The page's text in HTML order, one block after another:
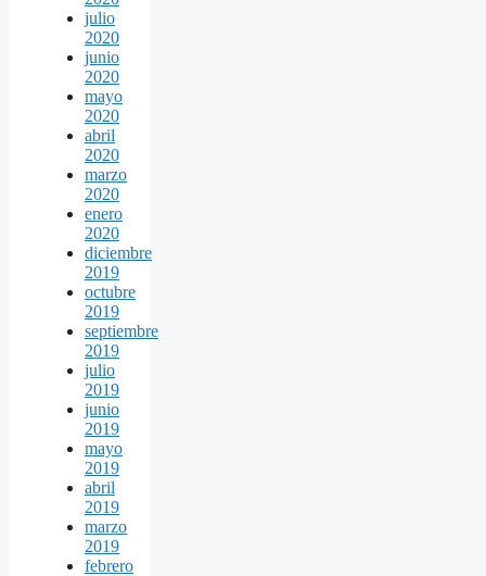
julio
2020
junio
2020
mayo
2020
abril
2020
marzo
2020
enero
2020
diciembre
2019
octubre
2019
septiembre
2019
julio
2019
junio
2019
mayo
2019
abril
2019
marzo
2019
febrero